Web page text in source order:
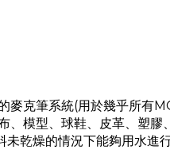
麥克筆系統(用於幾乎所
模型、球鞋、皮革、塑膠
乾燥的情況下能夠用水進